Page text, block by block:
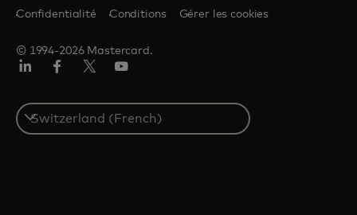
© 1994-2026 Mastercard.
Confidentialité Conditions Gérer les cookies
Select
a
country